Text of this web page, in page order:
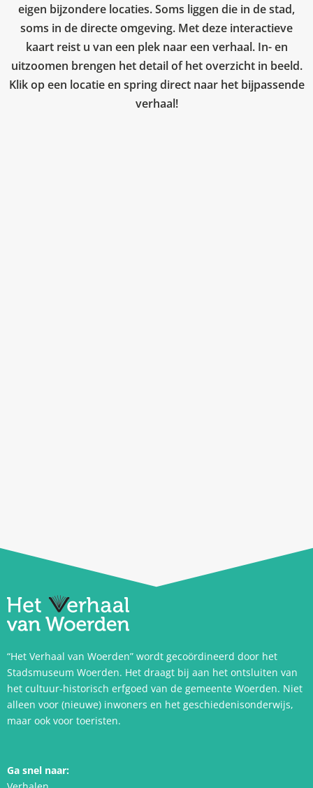
eigen bijzondere locaties. Soms liggen die in de stad,
soms in de directe omgeving. Met deze interactieve
kaart reist u van een plek naar een verhaal. In- en
uitzoomen brengen het detail of het overzicht in beeld.
Klik op een locatie en spring direct naar het bijpassende
verhaal!
“Het Verhaal van Woerden” wordt gecoördineerd door het
Stadsmuseum Woerden. Het draagt bij aan het ontsluiten van
het cultuur-historisch erfgoed van de gemeente Woerden. Niet
alleen voor (nieuwe) inwoners en het geschiedenisonderwijs,
maar ook voor toeristen.
Ga snel naar: